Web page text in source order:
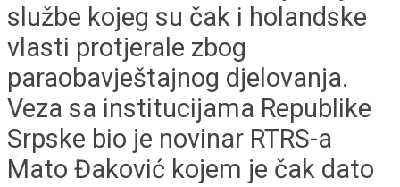
službe kojeg su čak i holandske
vlasti protjerale zbog
paraobavještajnog djelovanja.
Veza sa institucijama Republike
Srpske bio je novinar RTRS-a
Mato Đaković kojem je čak dato